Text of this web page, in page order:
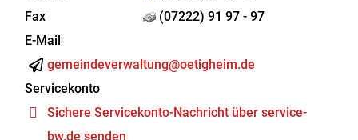
Fax
(07222) 91 97 - 97
E-Mail
gemeindeverwaltung@oetigheim.de
Servicekonto
Sichere Servicekonto-Nachricht über service-
bw.de senden